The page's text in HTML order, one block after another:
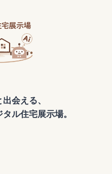
会える、
ル住宅展示場。